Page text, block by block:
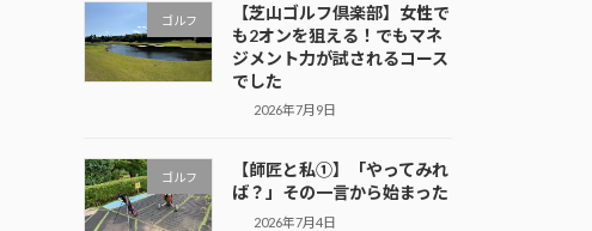
ゴルフ
【芝山ゴルフ倶楽部】女性で
も2オンを狙える！でもマネ
ジメント力が試されるコース
でした
2026年7月9日
ゴルフ
【師匠と私①】「やってみれ
ば？」その一言から始まった
2026年7月4日